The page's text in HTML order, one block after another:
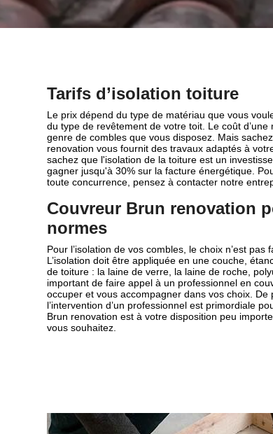
Tarifs d’isolation toiture
Le prix dépend du type de matériau que vous
du type de revêtement de votre toit. Le coût
genre de combles que vous disposez. Mais
renovation vous fournit des travaux adaptés à
sachez que l'isolation de la toiture est un
gagner jusqu'à 30% sur la facture énergétique.
toute concurrence, pensez à contacter notre
Couvreur Brun renovation
normes
Pour l’isolation de vos combles, le choix n’est pas
L’isolation doit être appliquée en une couche,
de toiture : la laine de verre, la laine de roche,
important de faire appel à un professionnel en
occuper et vous accompagner dans vos choix.
l’intervention d’un professionnel est primordiale
Brun renovation est à votre disposition peu
vous souhaitez.